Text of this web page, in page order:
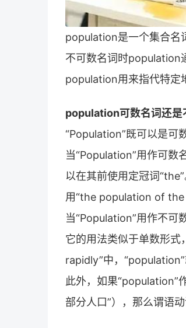
population是一个集合名
不可数名词时population
population用来指代特定
population可数名词还是
“Population”既可以是可
当“Population”用作可数
以在其前使用定冠词
用“the population of the
当“Population”用作不可
它的用法类似于单数形
rapidly”中，“population”
此外，如果“population”
部分人口”），那么谓语